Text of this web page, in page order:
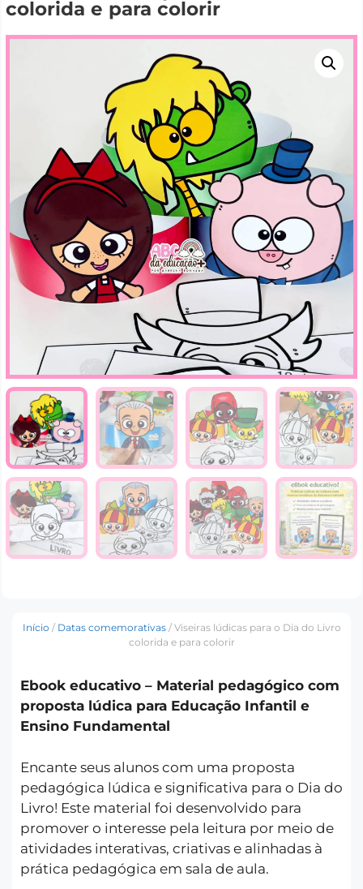
colorida e para colorir
Início / Datas comemorativas/ Viseiras lúdicas para o Dia do Livro
colorida e para colorir
Ebook educativo – Material pedagógico com
proposta lúdica para Educação Infantil e
Ensino Fundamental
Encante seus alunos com uma proposta
pedagógica lúdica e significativa para o Dia do
Livro! Este material foi desenvolvido para
promover o interesse pela leitura por meio de
atividades interativas, criativas e alinhadas à
prática pedagógica em sala de aula.